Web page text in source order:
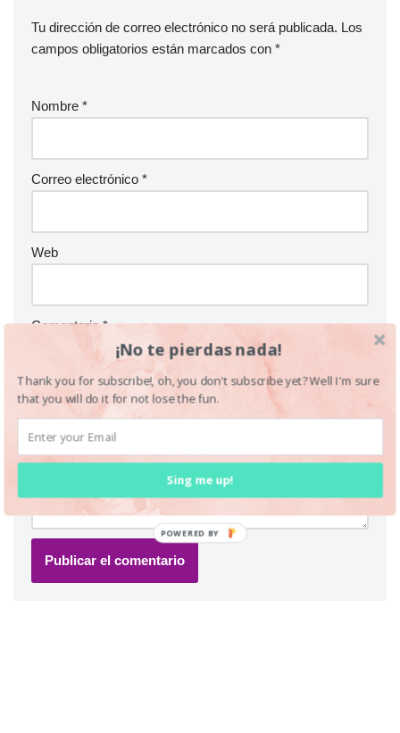
Tu dirección de correo electrónico no será publicada. Los
campos obligatorios están marcados con *
Nombre *
Correo electrónico *
Web
Comentario*
¡No te pierdas nada!
Thank you for subscribe!, oh, you don't subscribe yet? Well I'm sure
that you will do it for not lose the fun.
Sing me up!
POWERED BY